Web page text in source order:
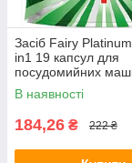
Засіб Fairy
in1 19 капсул для
посудомийних
В наявності
184,26 ₴ 222 ₴